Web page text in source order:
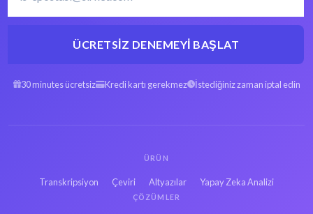
ÜCRETSIZ DENEMEYI BAŞLAT
30 minutes ücretsiz Kredi kartı gerekmez İstediğiniz zaman iptal edin
ÜRÜN
Transkripsiyon Çeviri Altyazılar Yapay Zeka Analizi
ÇÖZÜMLER